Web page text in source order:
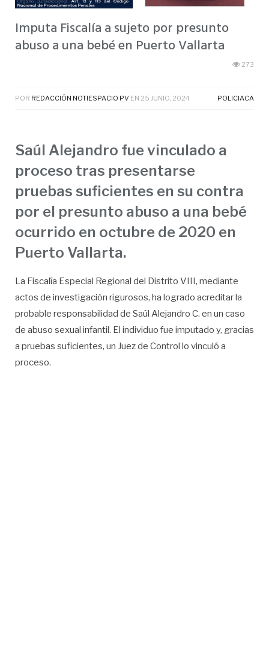
Imputa Fiscalía a sujeto por presunto
abuso a una bebé en Puerto Vallarta
273
POR REDACCIÓN NOTIESPACIO PV EN 25 JUNIO, 2024 POLICIACA
Saúl Alejandro fue vinculado a
proceso tras presentarse
pruebas suficientes en su contra
por el presunto abuso a una bebé
ocurrido en octubre de 2020 en
Puerto Vallarta.
La Fiscalía Especial Regional del Distrito VIII, mediante
actos de investigación rigurosos, ha logrado acreditar la
probable responsabilidad de Saúl Alejandro C. en un caso
de abuso sexual infantil. El individuo fue imputado y, gracias
a pruebas suficientes, un Juez de Control lo vinculó a
proceso.